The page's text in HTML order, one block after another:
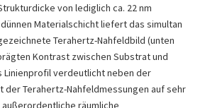
von lediglich ca. 22 nm
Materialschicht liefert das simultan
Terahertz-Nahfeldbild (unten
Kontrast zwischen Substrat und
Linienprofil verdeutlicht neben der
der Terahertz-Nahfeldmessungen auf sehr
räumliche